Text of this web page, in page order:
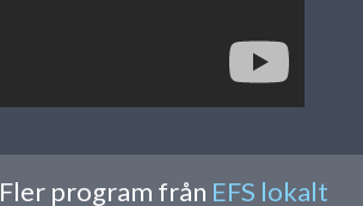
Fler program från EFS lokalt